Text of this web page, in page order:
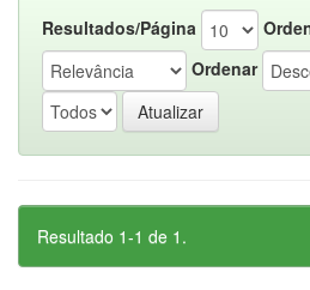
Resultados/Página
Ordenar
Resultado 1-1 de 1.